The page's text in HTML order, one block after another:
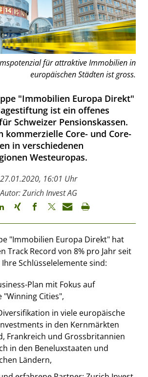
für attraktive Immobilien in
europäischen Städten ist gross.
"Immobilien Europa Direkt"
ist ein offenes
Schweizer Pensionskassen.
kommerzielle Core- und Core-
in verschiedenen
Westeuropas.
27.01.2020, 16:01 Uhr
Autor: Zurich Invest AG
"Immobilien Europa Direkt" hat
Track Record von 8% pro Jahr seit
Schlüsselelemente sind:
Plan mit Fokus auf
"Winning Cities",
in viele europäische
in den Kernmärkten
Frankreich und Grossbritannien
in den Beneluxstaaten und
Ländern,